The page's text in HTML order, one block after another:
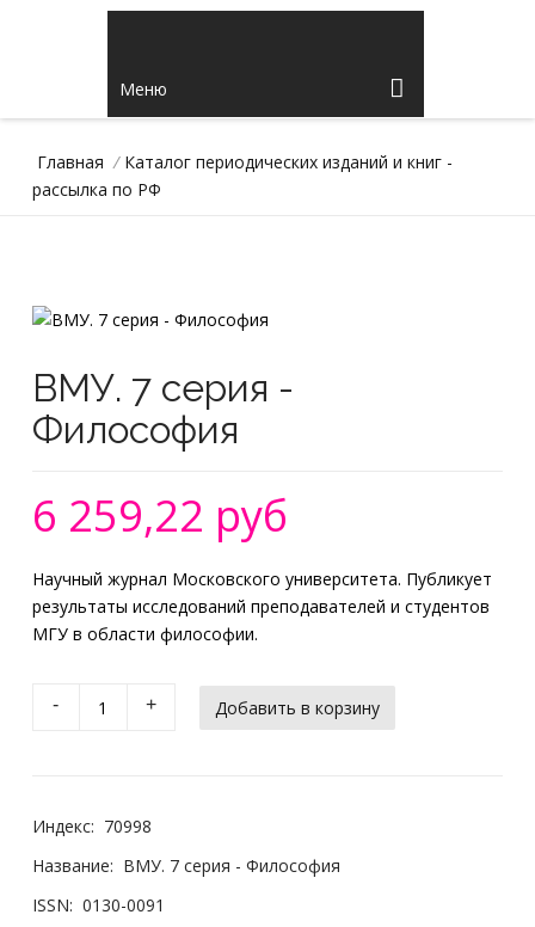
Меню
Главная / Каталог периодических изданий и книг -
рассылка по РФ
ВМУ. 7 серия -
Философия
6 259,22 руб
Научный журнал Московского университета. Публикует
результаты исследований преподавателей и студентов
МГУ в области философии.
- +
Индекс: 70998
Название: ВМУ. 7 серия - Философия
ISSN: 0130-0091